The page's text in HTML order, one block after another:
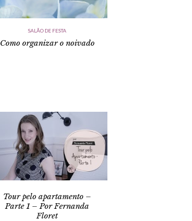
SALÃO DE FESTA
Como organizar o noivado
Tour pelo apartamento –
Parte 1 – Por Fernanda
Floret